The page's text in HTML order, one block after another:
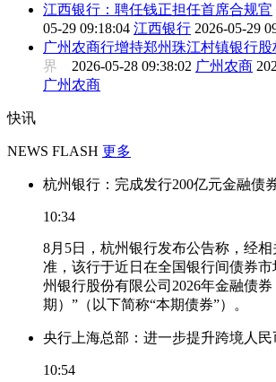
江西银行：聘任钱正担任首席合规官
05-29 09:18:04 江西银行 2026-05-29
广州农商行增持郑州珠江村镇银行股
界 2026-05-28 09:38:02 广州农商
广州农商
快讯
NEWS FLASH 更多
杭州银行：完成发行200亿元金融债
10:34
8月5日，杭州银行发布公告称，经
准，该行于近日在全国银行间债券市
州银行股份有限公司2026年金融债券
期）”（以下简称“本期债券”）。
央行上海总部：进一步提升跨境人
10:54